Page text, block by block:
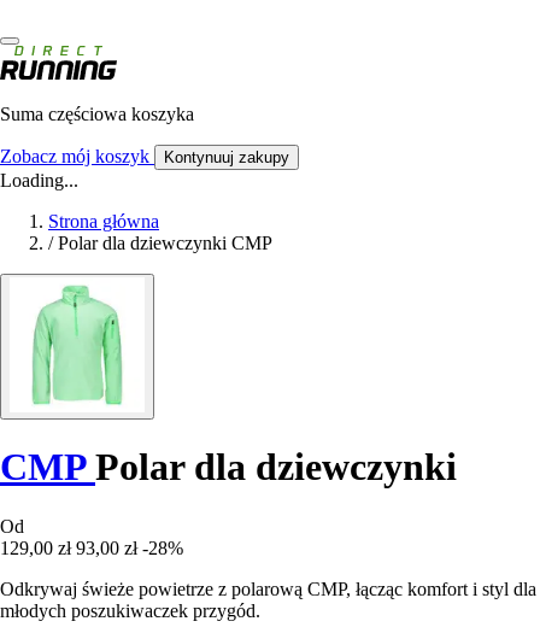
Suma częściowa koszyka
Zobacz mój koszyk Kontynuuj zakupy
Loading...
Strona główna
/ Polar dla dziewczynki CMP
CMPPolar dla dziewczynki
Od
129,00 zł 93,00 zł -28%
Odkrywaj świeże powietrze z polarową CMP, łącząc komfort i styl dla
młodych poszukiwaczek przygód.